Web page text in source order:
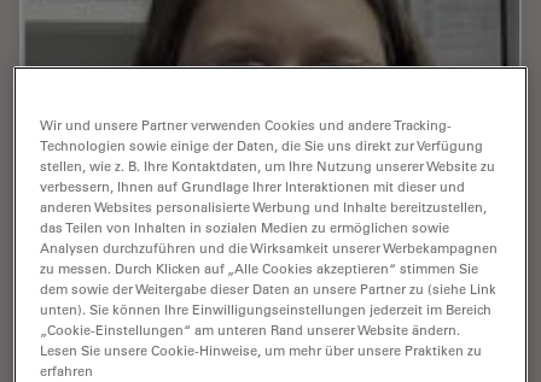
Wir und unsere Partner verwenden Cookies und andere Tracking-
Technologien sowie einige der Daten, die Sie uns direkt zur Verfügung
stellen, wie z. B. Ihre Kontaktdaten, um Ihre Nutzung unserer Website zu
verbessern, Ihnen auf Grundlage Ihrer Interaktionen mit dieser und
anderen Websites personalisierte Werbung und Inhalte bereitzustellen,
das Teilen von Inhalten in sozialen Medien zu ermöglichen sowie
Analysen durchzuführen und die Wirksamkeit unserer Werbekampagnen
zu messen. Durch Klicken auf „Alle Cookies akzeptieren“ stimmen Sie
dem sowie der Weitergabe dieser Daten an unsere Partner zu (siehe Link
unten). Sie können Ihre Einwilligungseinstellungen jederzeit im Bereich
„Cookie-Einstellungen“ am unteren Rand unserer Website ändern.
Lesen Sie unsere Cookie-Hinweise, um mehr über unsere Praktiken zu
erfahren